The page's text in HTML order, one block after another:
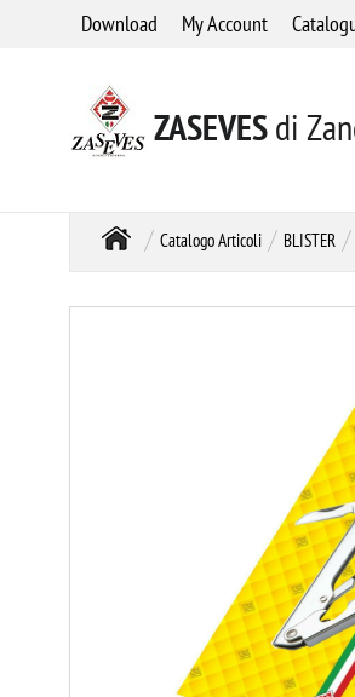
Download My Account
ZASEVESdi
Catalogo Articoli BLISTER